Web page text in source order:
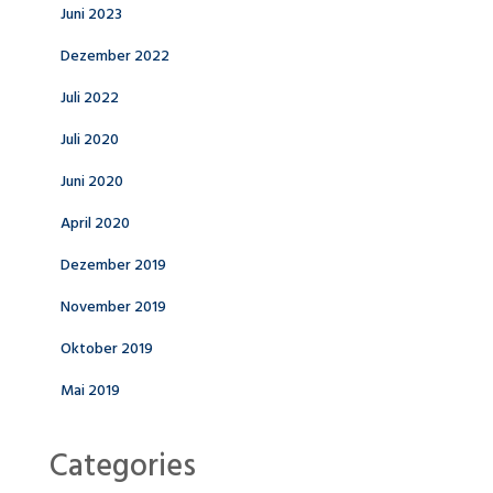
Juni 2023
Dezember 2022
Juli 2022
Juli 2020
Juni 2020
April 2020
Dezember 2019
November 2019
Oktober 2019
Mai 2019
Categories